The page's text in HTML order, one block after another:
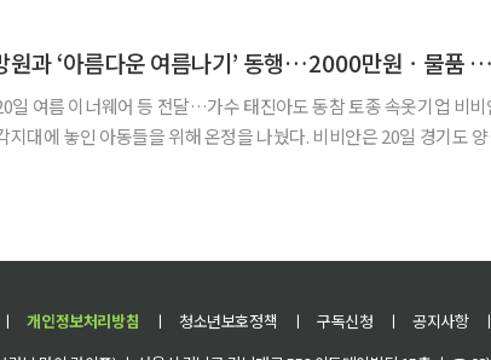
비비안, 양평 신망원과 ‘아름다운 여름나기’ 동행…2000만원ㆍ물품 전달
이너웨어 등 전달…가수 태진아도 동참 토종 속옷기업 비비안
인 아동들을 위해 온정을 나눴다. 비비안은 20일 경기도 양평
ㅣ 개인정보처리방침 ㅣ 청소년보호정책 ㅣ 구독신청 ㅣ 공지사항 ㅣ